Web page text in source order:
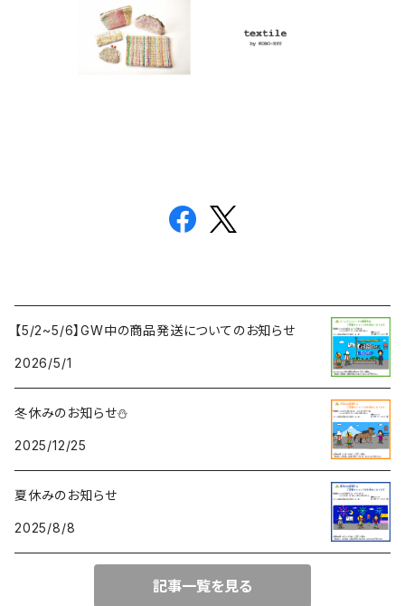
【5/2~5/6】GW中の商品発送についてのお知らせ
2026/5/1
冬休みのお知らせ⛄
2025/12/25
夏休みのお知らせ
2025/8/8
記事一覧を見る